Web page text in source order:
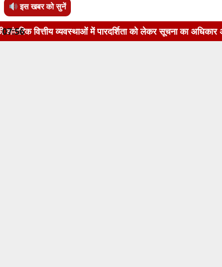
इस खबर को सुनें
में पारदर्शिता को लेकर सूचना का अधिकार अधिनियम, 2005
07:56